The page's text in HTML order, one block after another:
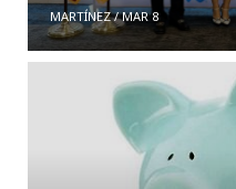
MARTÍNEZ/MAR 8